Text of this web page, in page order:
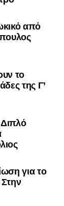
από
το
της Γ’
για το